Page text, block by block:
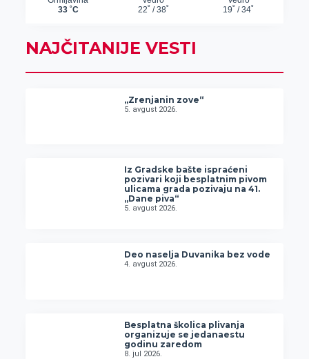
NAJČITANIJE VESTI
„Zrenjanin zove“
5. avgust 2026.
Iz Gradske bašte ispraćeni
pozivari koji besplatnim pivom
ulicama grada pozivaju na 41.
„Dane piva“
5. avgust 2026.
Deo naselja Duvanika bez vode
4. avgust 2026.
Besplatna školica plivanja
organizuje se jedanaestu
godinu zaredom
8. jul 2026.